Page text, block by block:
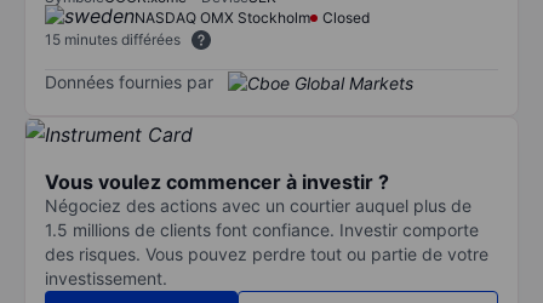
NASDAQ OMX Stockholm
Closed
15 minutes différées
Données fournies par
Vous voulez commencer à investir ?
Négociez des actions avec un courtier auquel plus de
1.5 millions de clients font confiance. Investir comporte
des risques. Vous pouvez perdre tout ou partie de votre
investissement.